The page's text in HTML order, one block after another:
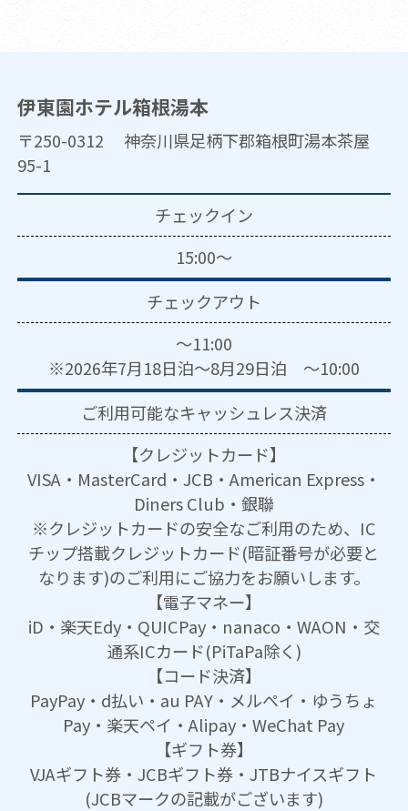
伊東園ホテル箱根湯本
〒250-0312 神奈川県足柄下郡箱根町湯本茶屋
95-1
チェックイン
15:00～
チェックアウト
～11:00
※2026年7月18日泊～8月29日泊 ～10:00
ご利用可能なキャッシュレス決済
【クレジットカード】
VISA・MasterCard・JCB・American Express・
Diners Club・銀聯
※クレジットカードの安全なご利用のため、IC
チップ搭載クレジットカード(暗証番号が必要と
なります)のご利用にご協力をお願いします。
【電子マネー】
iD・楽天Edy・QUICPay・nanaco・WAON・交
通系ICカード(PiTaPa除く)
【コード決済】
PayPay・d払い・au PAY・メルペイ・ゆうちょ
Pay・楽天ペイ・Alipay・WeChat Pay
【ギフト券】
VJAギフト券・JCBギフト券・JTBナイスギフト
(JCBマークの記載がございます)